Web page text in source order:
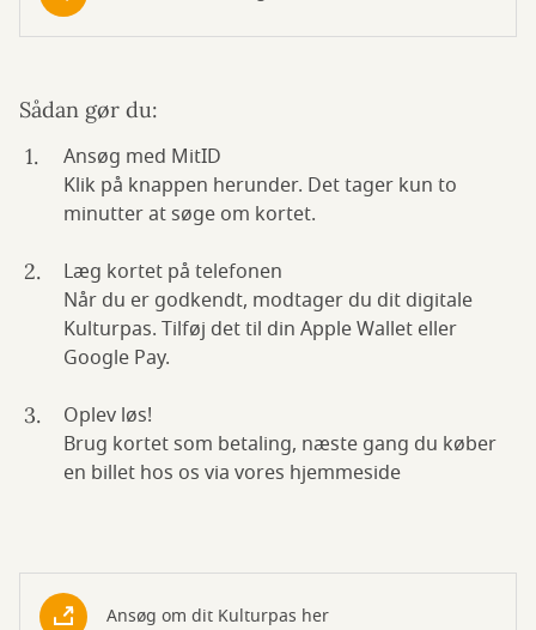
Sådan gør du:
Ansøg med MitID
Klik på knappen herunder. Det tager kun to
minutter at søge om kortet.
Læg kortet på telefonen
Når du er godkendt, modtager du dit digitale
Kulturpas. Tilføj det til din Apple Wallet eller
Google Pay.
Oplev løs!
Brug kortet som betaling, næste gang du køber
en billet hos os via vores hjemmeside
Ansøg om dit Kulturpas her